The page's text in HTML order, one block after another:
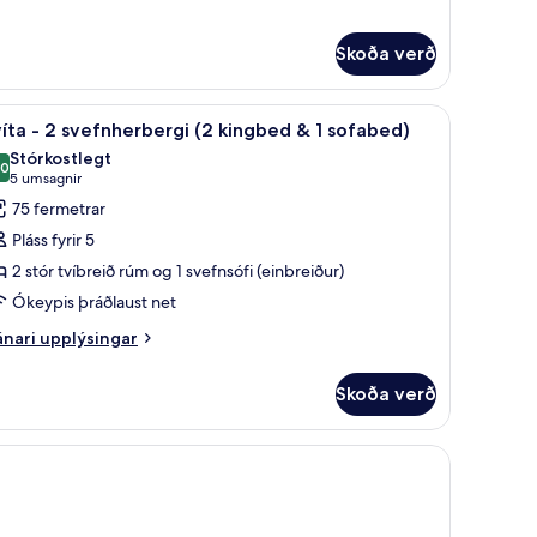
Skoða verð
dýnum, öryggishólf í herbergiRúmföt af bestu gerð, rúm með
7 - 2 svefnherbergi (2 kingbed & 1 sofabed)
af 10
Stórkostlegt
5 umsagnir
(5
umsagnir)
75 fermetrar
Pláss fyrir 5
2 stór tvíbreið rúm og 1 svefnsófi (einbreiður)
Ókeypis þráðlaust net
upplýsingar
Skoða verð
rúm með „pillowtop“-dýnum, öryggishólf í herbergi